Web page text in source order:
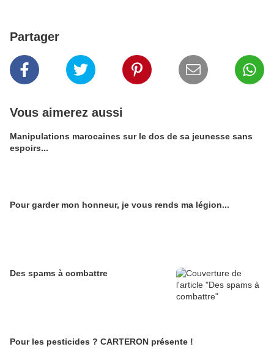
Partager
Vous aimerez aussi
Manipulations marocaines sur le dos de sa jeunesse sans
espoirs...
Pour garder mon honneur, je vous rends ma légion...
Des spams à combattre
Pour les pesticides ? CARTERON présente !